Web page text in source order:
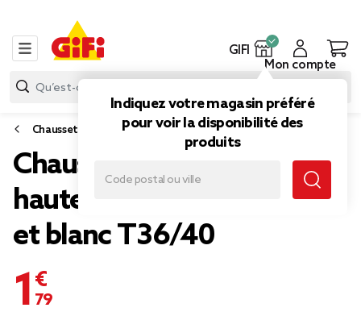
GIFI
Indiquez votre magasin préféré
pour voir la disponibilité des
produits
Mon compte
Chaussettes et sous-vêtements
Chaussettes femme tige
haute x2 motif noeud rose
et blanc T36/40
1,79 €